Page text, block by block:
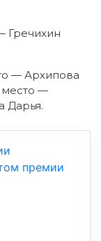
Гречихин
— Архипова
место —
Дарья.